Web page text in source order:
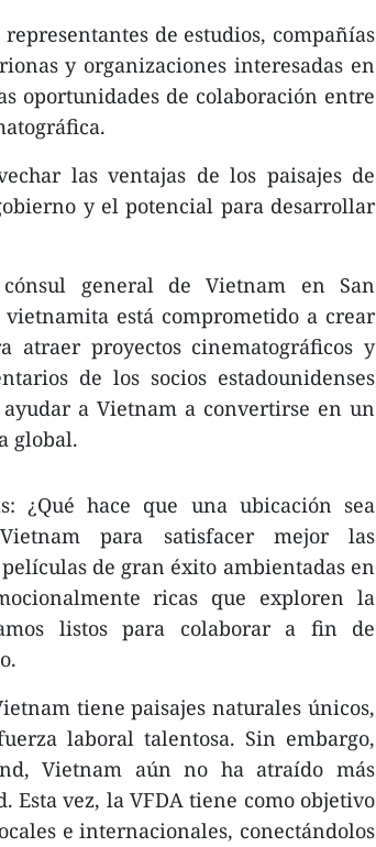
de estudios, compañías
y organizaciones interesadas en
oportunidades de colaboración entre
las ventajas de los paisajes de
y el potencial para desarrollar
general de Vietnam en San
está comprometido a crear
atraer proyectos cinematográficos y
de los socios estadounidenses
a Vietnam a convertirse en un
global.
¿Qué hace que una ubicación sea
para satisfacer mejor las
de gran éxito ambientadas en
ricas que exploren la
listos para colaborar a fin de
tiene paisajes naturales únicos,
laboral talentosa. Sin embargo,
Vietnam aún no ha atraído más
Esta vez, la VFDA tiene como objetivo
e internacionales, conectándolos